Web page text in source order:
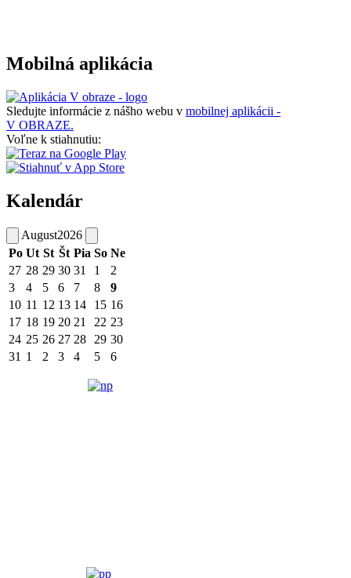
Mobilná aplikácia
Sledujte informácie z nášho webu v mobilnej aplikácii -
V OBRAZE.
Voľne k stiahnutiu:
Kalendár
August2026
Po Ut St Št Pia So Ne
27 28 29 30 31 1
2
3
4 5 6 7 8
9
10 11 12 13 14 15 16
17 18 19 20 21 22 23
24 25 26 27 28 29 30
31 1 2 3 4 5 6